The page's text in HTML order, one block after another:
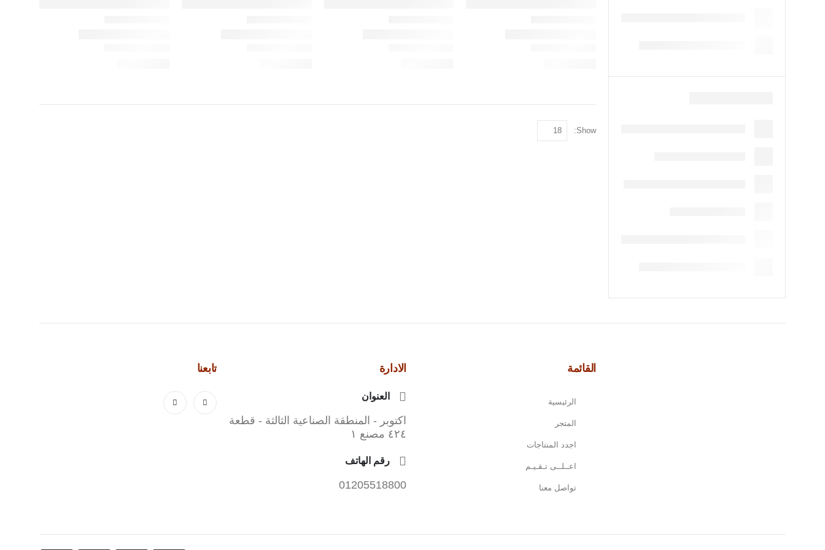
Show:
القائمة
الرئيسية
المتجر
اجدد المنتاجات
اعــلــى تـقـيـم
تواصل معنا
الادارة
العنوان
اكتوبر - المنطقة الصناعية الثالثة - قطعة
٤٢٤ مصنع ١
رقم الهاتف
01205518800
تابعنا